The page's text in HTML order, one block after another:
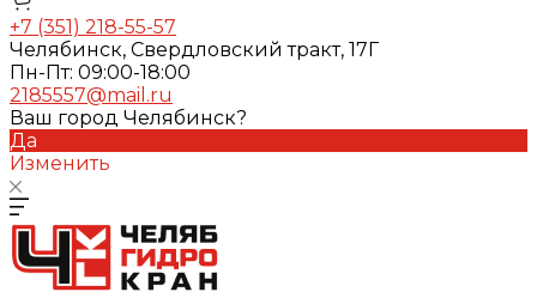
+7 (351) 218-55-57
Челябинск, Свердловский тракт, 17Г
Пн-Пт: 09:00-18:00
2185557@mail.ru
Ваш город Челябинск?
Да
Изменить